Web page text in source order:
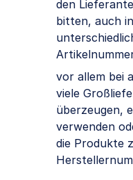
den
bitten, auch
vor allem bei
viele
überzeugen,
verwenden
die Produkte